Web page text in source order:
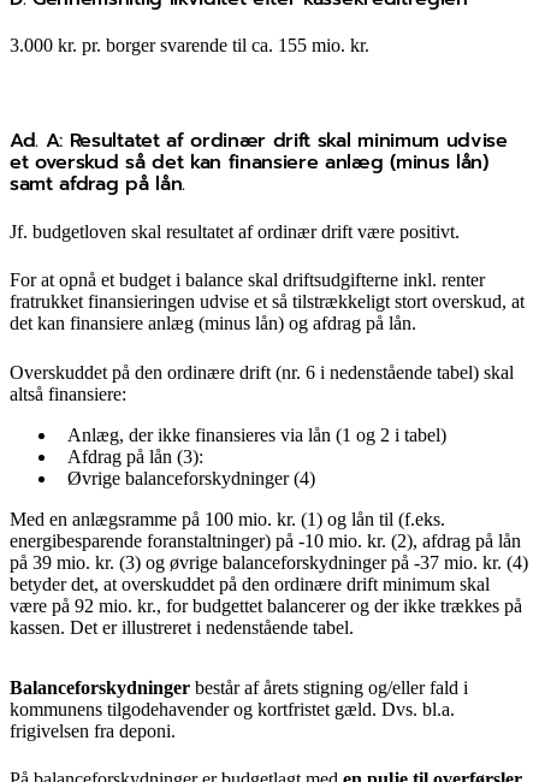
3.000 kr. pr. borger svarende til ca. 155 mio. kr.
Ad. A: Resultatet af ordinær drift skal minimum udvise
et overskud så det kan finansiere anlæg (minus lån)
samt afdrag på lån.
Jf. budgetloven skal resultatet af ordinær drift være positivt.
For at opnå et budget i balance skal driftsudgifterne inkl. renter
fratrukket finansieringen udvise et så tilstrækkeligt stort overskud, at
det kan finansiere anlæg (minus lån) og afdrag på lån.
Overskuddet på den ordinære drift (nr. 6 i nedenstående tabel) skal
altså finansiere:
Anlæg, der ikke finansieres via lån (1 og 2 i tabel)
Afdrag på lån (3):
Øvrige balanceforskydninger (4)
Med en anlægsramme på 100 mio. kr. (1) og lån til (f.eks.
energibesparende foranstaltninger) på -10 mio. kr. (2), afdrag på lån
på 39 mio. kr. (3) og øvrige balanceforskydninger på -37 mio. kr. (4)
betyder det, at overskuddet på den ordinære drift minimum skal
være på 92 mio. kr., for budgettet balancerer og der ikke trækkes på
kassen. Det er illustreret i nedenstående tabel.
Balanceforskydninger består af årets stigning og/eller fald i
kommunens tilgodehavender og kortfristet gæld. Dvs. bl.a.
frigivelsen fra deponi.